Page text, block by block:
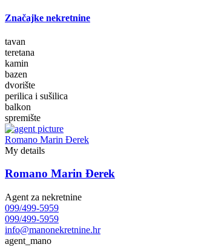
Značajke nekretnine
tavan
teretana
kamin
bazen
dvorište
perilica i sušilica
balkon
spremište
Romano Marin Đerek
My details
Romano Marin Đerek
Agent za nekretnine
099/499-5959
099/499-5959
info@manonekretnine.hr
agent_mano